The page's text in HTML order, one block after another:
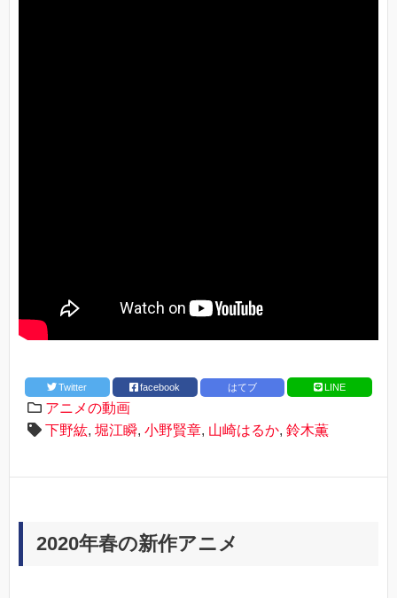
Twitter facebook はてブ LINE
アニメの動画
下野紘, 堀江瞬, 小野賢章, 山崎はるか, 鈴木薫
2020年春の新作アニメ